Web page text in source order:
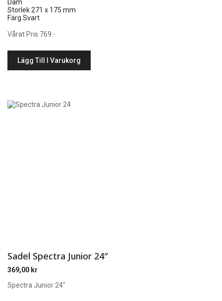
Dam
Storlek 271 x 175 mm
Färg Svart
Vårat Pris 769:-
Lägg Till I Varukorg
Sadel Spectra Junior 24″
369,00 kr
Spectra Junior 24″